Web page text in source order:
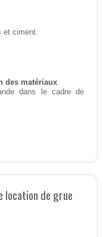
et ciment.
des matériaux
dans le cadre de
location de grue